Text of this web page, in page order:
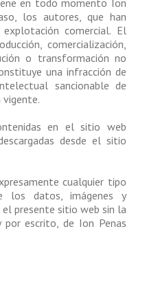
en todo momento Ion
los autores, que han
comercial. El
comercialización,
o transformación no
una infracción de
sancionable de
en el sitio web
desde el sitio
cualquier tipo
los datos, imágenes y
presente sitio web sin la
por escrito, de Ion Penas